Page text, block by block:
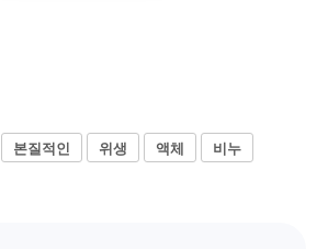
본질적인 위생 액체
비누